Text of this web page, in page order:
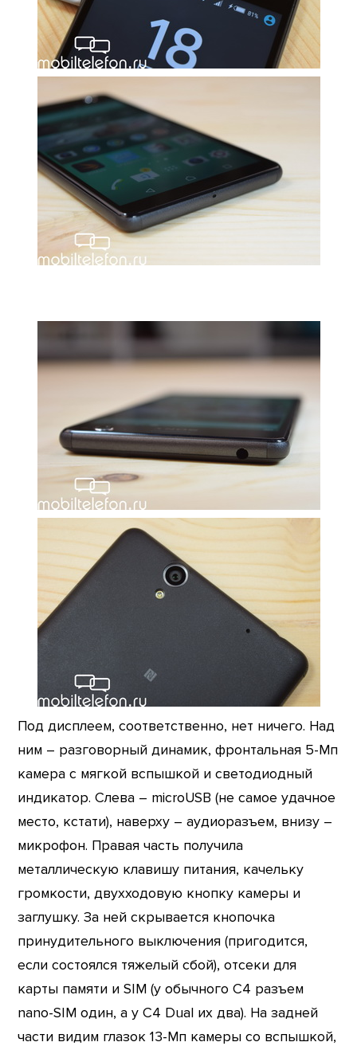
Под дисплеем, соответственно, нет ничего. Над
ним – разговорный динамик, фронтальная 5-Мп
камера с мягкой вспышкой и светодиодный
индикатор. Слева – microUSB (не самое удачное
место, кстати), наверху – аудиоразъем, внизу –
микрофон. Правая часть получила
металлическую клавишу питания, качельку
громкости, двухходовую кнопку камеры и
заглушку. За ней скрывается кнопочка
принудительного выключения (пригодится,
если состоялся тяжелый сбой), отсеки для
карты памяти и SIM (у обычного C4 разъем
nano-SIM один, а у C4 Dual их два). На задней
части видим глазок 13-Мп камеры со вспышкой,